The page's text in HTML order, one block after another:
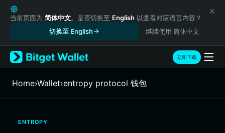
English
日本語
Русский
Español (Latinoamérica)
Türkçe
Italiano
繁體中文
当前页面为 简体中文。是否切换至 English 以查看对应语言内容？
切换至 English
继续使用 简体中文
立即下载
Home›Wallet›entropy protocol 钱包
ENTROPY